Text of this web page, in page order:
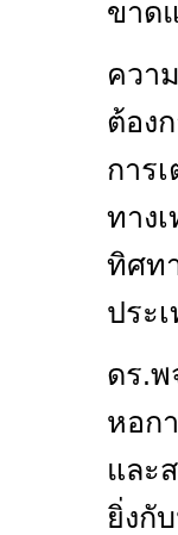
ขาด
ควา
ต้อง
การ
ทาง
ทิศท
ประ
ดร.
หอก
และ
ยิ่งกั